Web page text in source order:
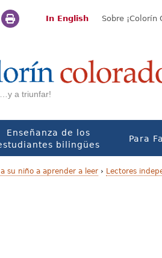
In English Sobre ¡Colorín
a triunfar!
Enseñanza de los
bilingües
Para
su niño a aprender a leer › Lectores